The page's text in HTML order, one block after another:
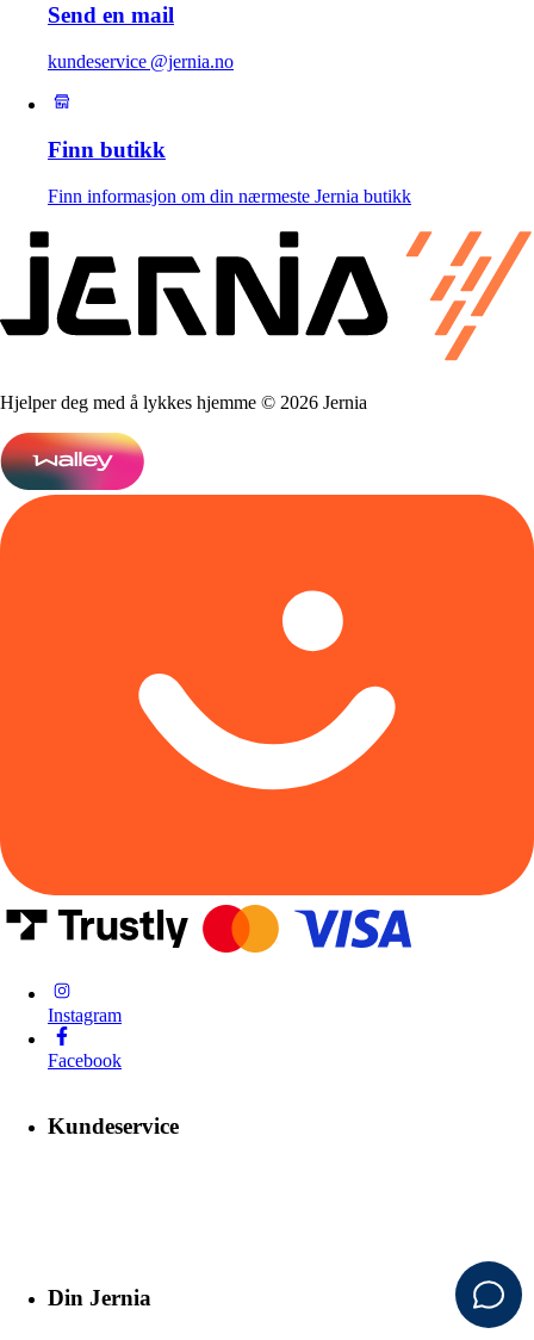
Send en mail
kundeservice @jernia.no
Finn butikk
Finn informasjon om din nærmeste Jernia butikk
Hjelper deg med å lykkes hjemme © 2026 Jernia
Instagram
Facebook
Kundeservice
Din Jernia